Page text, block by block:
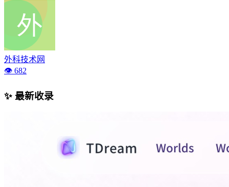
外科技术网
👁️ 682
✨ 最新收录